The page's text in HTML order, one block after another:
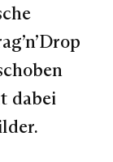
dabei